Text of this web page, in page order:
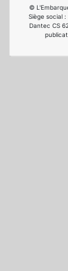
©
Siège social
Dantec CS